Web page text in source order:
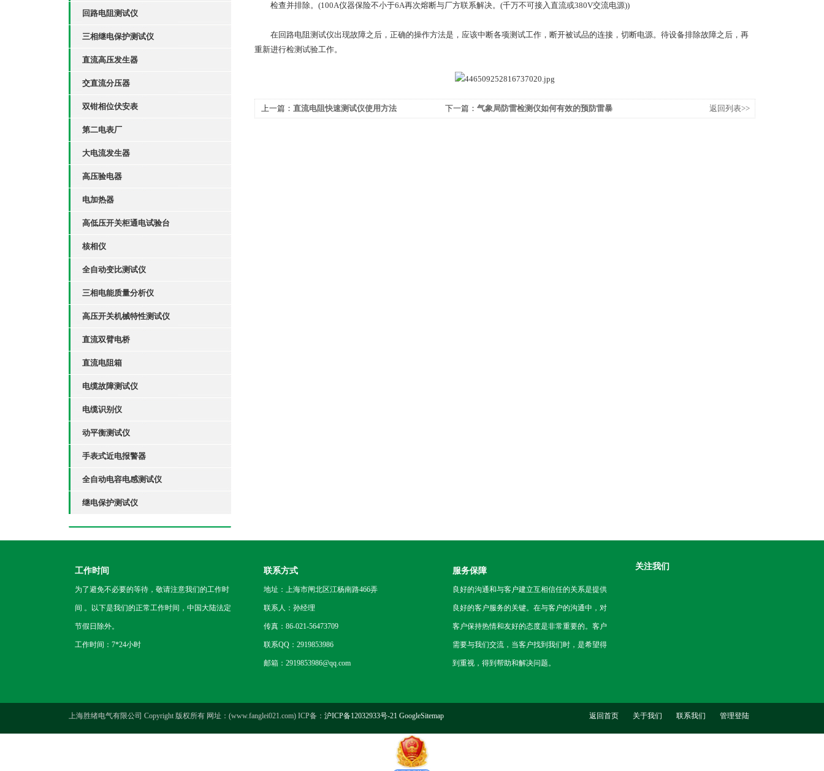
回路电阻测试仪
三相继电保护测试仪
直流高压发生器
交直流分压器
双钳相位伏安表
第二电表厂
大电流发生器
高压验电器
电加热器
高低压开关柜通电试验台
核相仪
全自动变比测试仪
三相电能质量分析仪
高压开关机械特性测试仪
直流双臂电桥
直流电阻箱
电缆故障测试仪
电缆识别仪
动平衡测试仪
手表式近电报警器
全自动电容电感测试仪
继电保护测试仪
检查并排除。(100A仪器保险不小于6A再次熔断与厂方联系解决。(千万不可接入直流或380V交流电源))
在回路电阻测试仪出现故障之后，正确的操作方法是，应该中断各项测试工作，断开被试品的连接，切断电源。待设备排除故障之后，再
重新进行检测试验工作。
上一篇： 直流电阻快速测试仪使用方法 下一篇： 气象局防雷检测仪如何有效的预防雷暴 返回列表>>
工作时间
为了避免不必要的等待，敬请注意我们的工作时
间 。以下是我们的正常工作时间，中国大陆法定
节假日除外。
工作时间：7*24小时
联系方式
地址：上海市闸北区江杨南路466弄
联系人：孙经理
传真：86-021-56473709
联系QQ：2919853986
邮箱：2919853986@qq.com
服务保障
良好的沟通和与客户建立互相信任的关系是提供
良好的客户服务的关键。在与客户的沟通中，对
客户保持热情和友好的态度是非常重要的。客户
需要与我们交流，当客户找到我们时，是希望得
到重视，得到帮助和解决问题。
关注我们
上海胜绪电气有限公司 Copyright 版权所有 网址：(www.fanglei021.com) ICP备： 沪ICP备12032933号-21 GoogleSitemap 返回首页 关于我们 联系我们 管理登陆